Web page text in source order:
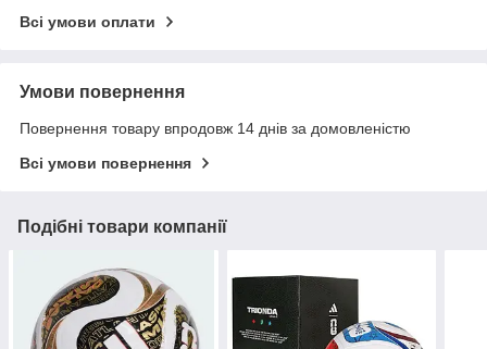
Всі умови оплати
Умови повернення
Повернення товару впродовж 14 днів за домовленістю
Всі умови повернення
Подібні товари компанії